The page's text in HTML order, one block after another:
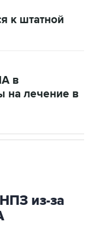
к штатной
в
на лечение в
из-за